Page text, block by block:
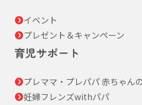
イベント
プレゼント＆キャンペーン
育児サポート
プレママ・プレパパ 赤ちゃん
妊婦フレンズwithパパ